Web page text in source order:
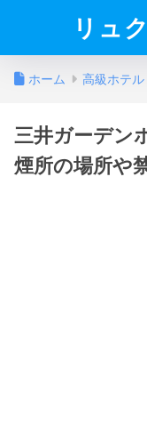
リュ
ホーム 高級ホテル
三井ガーデン
煙所の場所や